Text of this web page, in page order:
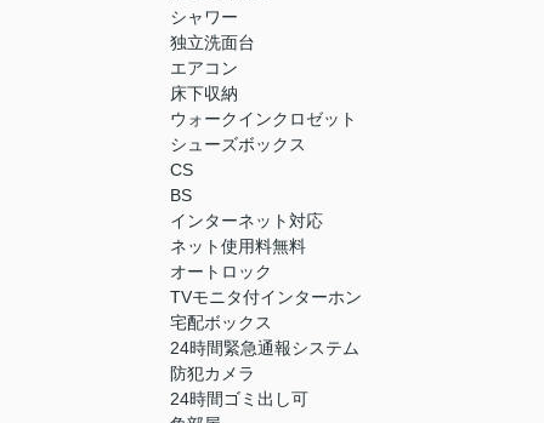
シャワー
独立洗面台
エアコン
床下収納
ウォークインクロゼット
シューズボックス
CS
BS
インターネット対応
ネット使用料無料
オートロック
TVモニタ付インターホン
宅配ボックス
24時間緊急通報システム
防犯カメラ
24時間ゴミ出し可